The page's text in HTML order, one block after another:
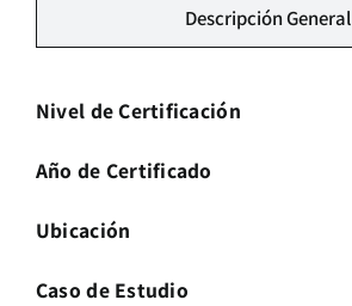
Descripción General
Nivel de Certificación
Año de Certificado
Ubicación
Caso de Estudio